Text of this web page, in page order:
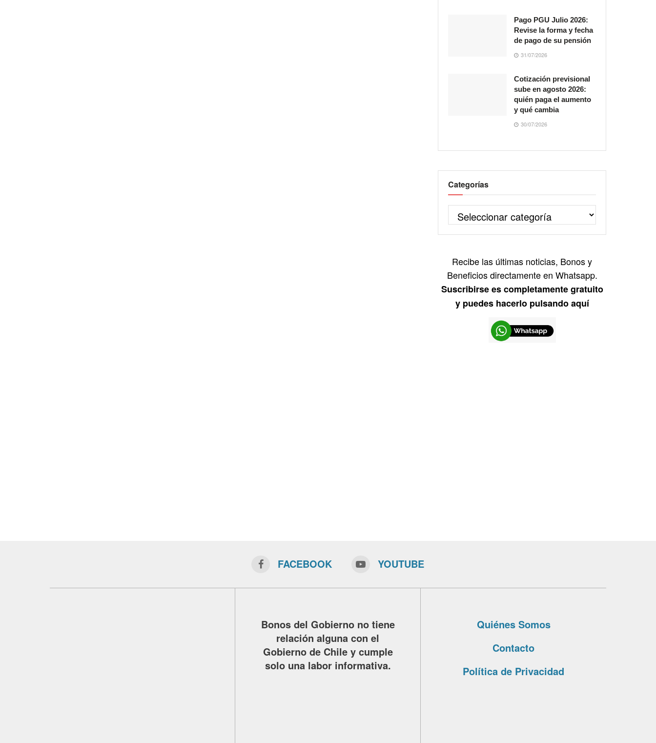
Pago PGU Julio 2026:
Revise la forma y fecha
de pago de su pensión
31/07/2026
Cotización previsional
sube en agosto 2026:
quién paga el aumento
y qué cambia
30/07/2026
Categorías
Recibe las últimas noticias, Bonos y
Beneficios directamente en Whatsapp.
Suscribirse es completamente gratuito
y puedes hacerlo pulsando aquí
FACEBOOK YOUTUBE
Bonos del Gobierno no tiene
relación alguna con el
Gobierno de Chile y cumple
solo una labor informativa.
Quiénes Somos
Contacto
Política de Privacidad